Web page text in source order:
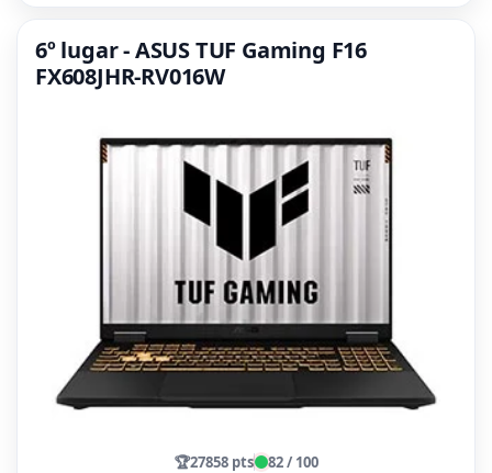
6º lugar - ASUS TUF Gaming F16
FX608JHR-RV016W
🏆27858 pts 82 / 100